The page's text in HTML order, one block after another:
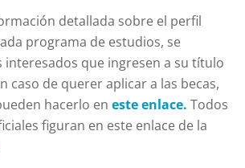
detallada sobre el perfil
programa de estudios, se
interesados que ingresen a su título
caso de querer aplicar a las becas,
hacerlo en este enlace. Todos
figuran en este enlace de la